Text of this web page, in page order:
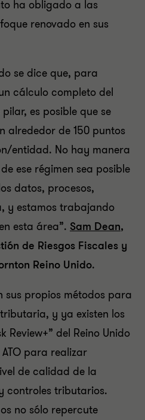
ha obligado a las
renovado en sus
se dice que, para
cálculo completo del
es posible que se
alrededor de 150 puntos
entidad. No hay manera
ese régimen sea posible
datos, procesos,
y estamos trabajando
esta área”. Sam Dean,
de Riesgos Fiscales y
Reino Unido.
sus propios métodos para
y ya existen los
Review+” del Reino Unido
para realizar
de calidad de la
controles tributarios.
no sólo repercute